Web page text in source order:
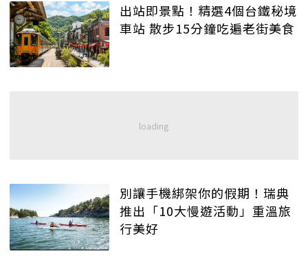
出站即景點！精選4個台鐵秘境
車站 散步15分鐘吃遍老街美食
別讓手機綁架你的假期！瑞典
推出「10大慢遊活動」重溫旅
行美好